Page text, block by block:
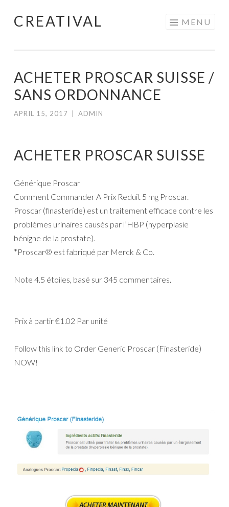
Skip
CREATIVAL MENU
ACHETER PROSCAR SUISSE /
SANS ORDONNANCE
APRIL 15, 2017 ADMIN
ACHETER PROSCAR SUISSE
Générique Proscar
Comment Commander A Prix Reduit 5 mg Proscar.
Proscar (finasteride) est un traitement efficace contre les
problèmes urinaires causés par l’HBP (hyperplasie
bénigne de la prostate).
*Proscar® est fabriqué par Merck & Co.
Note 4.5 étoiles, basé sur 345 commentaires.
Prix à partir€1.02 Par unité
Follow this link to Order Generic Proscar (Finasteride)
NOW!